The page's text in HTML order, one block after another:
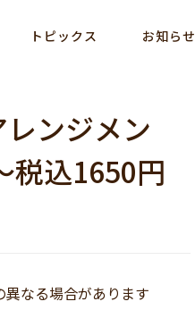
トピックス お知らせ
ンジメン
込1650円
なる場合があります